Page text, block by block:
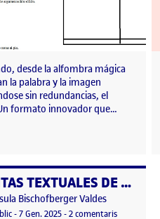
desde la alfombra mágica
la palabra y la imagen
sin redundancias, el
formato innovador que…
MEMORIA VISUAL
CITAS TEXTUALES DE SIMONE DE BEAUVOIR en la memoria visual de un proyecto
per
Bischofberger Valdes
-Data de publicació
7 Gen. 20258 gener, 2025 4:05 pm
-2 comentarisa CITAS